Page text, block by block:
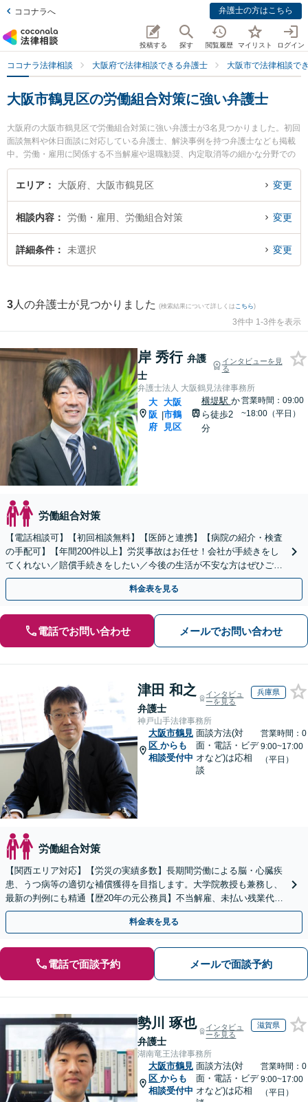
ココナラへ 弁護士の方はこちら
投稿する 探す 閲覧履歴 マイリスト ログイン
ココナラ法律相談 大阪府で法律相談できる弁護士 大阪市で法律相談で
大阪市鶴見区の労働組合対策に強い弁護士
大阪府の大阪市鶴見区で労働組合対策に強い弁護士が3名見つかりました。初回
面談無料や休日面談に対応している弁護士、解決事例を持つ弁護士なども掲載
中。労働・雇用に関係する不当解雇や退職勧奨、内定取消等の細かな分野での
絞り込み検索もでき便利です。特に弁護士法人 大阪鶴見法律事務所の岸 秀行弁
護士や弁護士法人 大阪鶴見法律事務所の権 基峰弁護士、弁護士法人ももとせ
トラブルを今すぐに弁護士に相談したい』『労働組合対策のトラブル解決の実
績豊富な近くの弁護士を検索したい』『初回相談無料で労働組合対策を法律相
談できる大阪市鶴見区内の弁護士に相談予約したい』などでお困りの相談者さ
エリア 大阪府、大阪市鶴見区 変更
相談内容 労働・雇用、労働組合対策 変更
詳細条件 未選択 変更
3 人の弁護士が見つかりました (検索結果について詳しくは こちら)
3件中 1-3件を表示
岸 秀行 弁護
士
インタビューを見
る
弁護士法人 大阪鶴見法律事務所
大
阪
府
|
大阪
市鶴
見区
横堤駅 か
ら徒歩2
分
営業時間：09:00
~18:00（平日）
労働組合対策
【電話相談可】【初回相談無料】【医師と連携】【病院の紹介・検査
の手配可】【年間200件以上】労災事故はお任せ！会社が手続きをし
てくれない／賠償手続きをしたい／今後の生活が不安な方はぜひご相
談を！労災保険以外にも請求できることがあります。
料金表を見る
電話でお問い合わせ メールでお問い合わせ
津田 和之
弁護士
インタビュ
ーを見る
兵庫県
神戸山手法律事務所
大阪市鶴見
区 からも
相談受付中
面談方法(対
面・電話・ビデ
オなど)は応相
談
営業時間：0
9:00~17:00
（平日）
労働組合対策
【関西エリア対応】【労災の実績多数】長期間労働による脳・心臓疾
患、うつ病等の適切な補償獲得を目指します。大学院教授も兼務し、
最新の判例にも精通【歴20年の元公務員】不当解雇、未払い残業代
等、労働者の立場から親身にサポート【初回相談無料】
料金表を見る
電話で面談予約 メールで面談予約
勢川 琢也
弁護士
インタビュ
ーを見る
滋賀県
湖南竜王法律事務所
大阪市鶴見
区 からも
相談受付中
面談方法(対
面・電話・ビデ
オなど)は応相
営業時間：0
9:00~17:00
（平日）